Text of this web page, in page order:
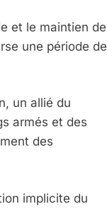
et le maintien de
une période de
un allié du
armés et des
des
implicite du